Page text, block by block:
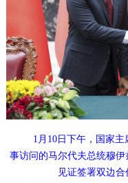
1月10日下午，国家
事访问的马尔代夫总统穆
见证签署双边